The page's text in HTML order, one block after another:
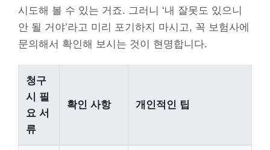
시도해 볼 수 있는 거죠. 그러니 ‘내 잘못도 있으니
안 될 거야’라고 미리 포기하지 마시고, 꼭 보험사에
문의해서 확인해 보시는 것이 현명합니다.
청구
시 필
요 서
류
확인 사항 개인적인 팁